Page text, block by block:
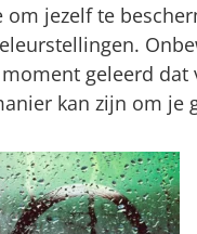
jezelf te
geleerd dat
kan zijn om je